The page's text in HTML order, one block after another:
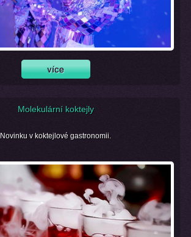
Molekulární koktejly
Novinku v koktejlové gastronomii.